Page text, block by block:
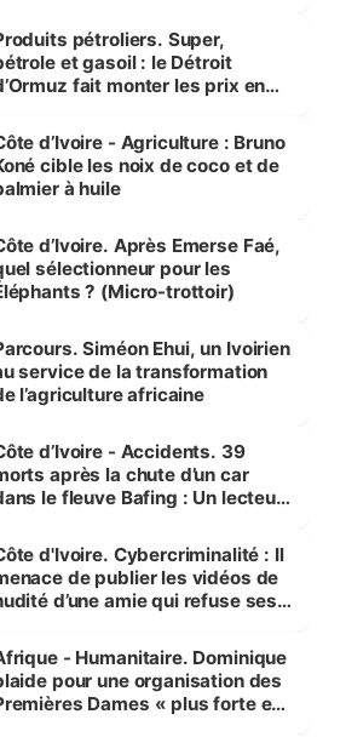
pétroliers. Super,
et gasoil : le Détroit
fait monter les prix en
d’Ivoire - Agriculture : Bruno
cible les noix de coco et de
à huile
d’Ivoire. Après Emerse Faé,
sélectionneur pour les
? (Micro-trottoir)
Siméon Ehui, un Ivoirien
service de la transformation
l’agriculture africaine
d’Ivoire - Accidents. 39
après la chute d’un car
le fleuve Bafing : Un lecteur
Transports
d'Ivoire. Cybercriminalité : Il
de publier les vidéos de
d’une amie qui refuse ses
- Humanitaire. Dominique
pour une organisation des
Dames « plus forte et